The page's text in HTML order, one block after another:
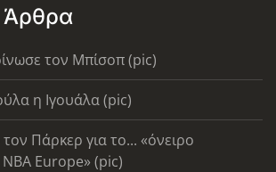
Άρθρα
τον Μπίσοπ (pic)
η Ιγουάλα (pic)
Πάρκερ για το... «όνειρο
Europe» (pic)